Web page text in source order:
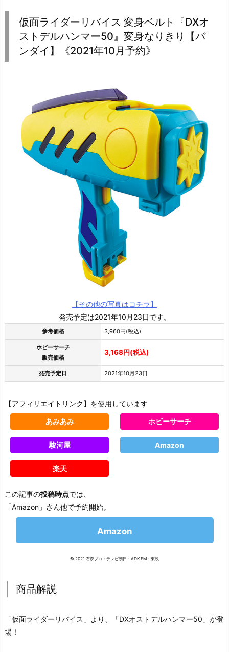
仮面ライダーリバイス 変身ベルト『DXオ
ストデルハンマー50』変身なりきり【バ
ンダイ】《2021年10月予約》
【その他の写真はコチラ】
発売予定は2021年10月23日です。
参考価格 3,960円(税込)
ホビーサーチ
販売価格
3,168円(税込)
発売予定日 2021年10月23日
【アフィリエイトリンク】を使用しています
あみあみ ホビーサーチ
駿河屋 Amazon
楽天
この記事の投稿時点では、
「Amazon」さん他で予約開始。
Amazon
© 2021 石森プロ・テレビ朝日・ADK EM・東映
商品解説
「仮面ライダーリバイス」より、「DXオストデルハンマー50」が登
場！